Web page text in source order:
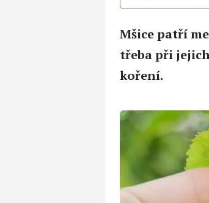
Mšice patří
třeba při
koření.